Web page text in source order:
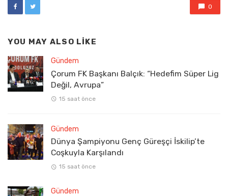
0
YOU MAY ALSO LIKE
Gündem
Çorum FK Başkanı Balçık: “Hedefim Süper Lig
Değil, Avrupa”
15 saat önce
Gündem
Dünya Şampiyonu Genç Güreşçi İskilip’te
Coşkuyla Karşılandı
15 saat önce
Gündem